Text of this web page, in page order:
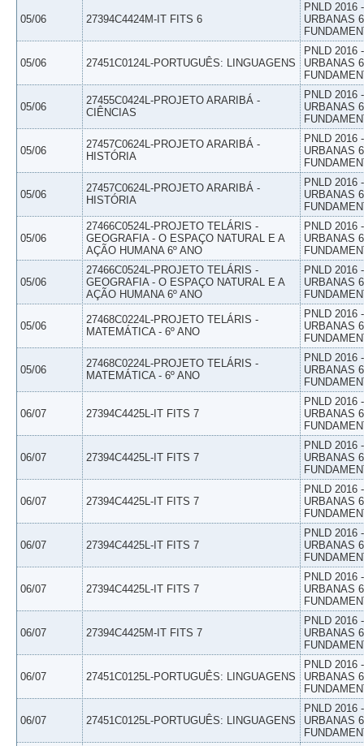
05/06 27394C4424M-IT FITS 6
PNLD 2016
URBANAS
05/06 27451C0124L-PORTUGUÊS: LINGUAGENS
PNLD 2016
URBANAS
05/06
27455C0424L-PROJETO ARARIBÁ -
CIÊNCIAS
PNLD 2016
URBANAS
05/06
27457C0624L-PROJETO ARARIBÁ -
HISTÓRIA
PNLD 2016
URBANAS
05/06
27457C0624L-PROJETO ARARIBÁ -
HISTÓRIA
PNLD 2016
URBANAS
05/06
27466C0524L-PROJETO TELÁRIS -
GEOGRAFIA - O ESPAÇO NATURAL E A
AÇÃO HUMANA 6º ANO
PNLD 2016
URBANAS
05/06
27466C0524L-PROJETO TELÁRIS -
GEOGRAFIA - O ESPAÇO NATURAL E A
AÇÃO HUMANA 6º ANO
PNLD 2016
URBANAS
05/06
27468C0224L-PROJETO TELÁRIS -
MATEMÁTICA - 6º ANO
PNLD 2016
URBANAS
05/06
27468C0224L-PROJETO TELÁRIS -
MATEMÁTICA - 6º ANO
PNLD 2016
URBANAS
06/07 27394C4425L-IT FITS 7
PNLD 2016
URBANAS
06/07 27394C4425L-IT FITS 7
PNLD 2016
URBANAS
06/07 27394C4425L-IT FITS 7
PNLD 2016
URBANAS
06/07 27394C4425L-IT FITS 7
PNLD 2016
URBANAS
06/07 27394C4425L-IT FITS 7
PNLD 2016
URBANAS
06/07 27394C4425M-IT FITS 7
PNLD 2016
URBANAS
06/07 27451C0125L-PORTUGUÊS: LINGUAGENS
PNLD 2016
URBANAS
06/07 27451C0125L-PORTUGUÊS: LINGUAGENS
PNLD 2016
URBANAS